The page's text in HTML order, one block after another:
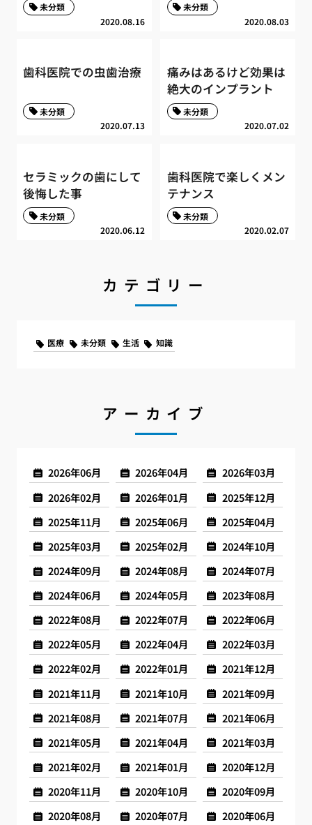
2020.08.16
未分類
2020.08.03
未分類
歯科医院での虫歯治療
2020.07.13
未分類
痛みはあるけど効果は
絶大のインプラント
2020.07.02
未分類
セラミックの歯にして
後悔した事
2020.06.12
未分類
歯科医院で楽しくメン
テナンス
2020.02.07
未分類
カテゴリー
医療 未分類 生活 知識
アーカイブ
2026年06月 2026年04月
2026年03月
2026年02月
2026年01月
2025年12月
2025年11月
2025年06月
2025年04月
2025年03月
2025年02月
2024年10月
2024年09月
2024年08月
2024年07月
2024年06月
2024年05月
2023年08月
2022年08月
2022年07月
2022年06月
2022年05月
2022年04月
2022年03月
2022年02月
2022年01月
2021年12月
2021年11月
2021年10月
2021年09月
2021年08月
2021年07月
2021年06月
2021年05月
2021年04月
2021年03月
2021年02月
2021年01月
2020年12月
2020年11月
2020年10月
2020年09月
2020年08月
2020年07月 2020年06月